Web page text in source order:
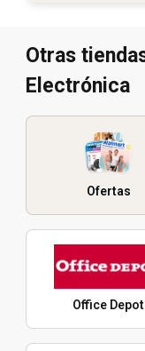
Otras
Electrónica
Ofertas
Office Depot